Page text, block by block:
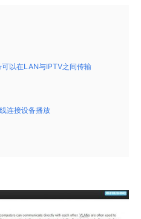
以在LAN与IPTV之间传输
连接设备播放